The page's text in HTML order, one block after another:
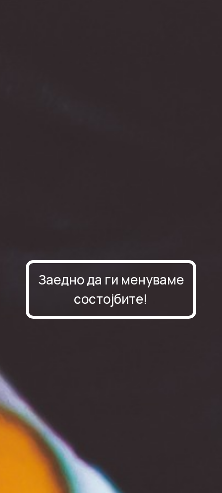
Заедно да ги менуваме
состојбите!